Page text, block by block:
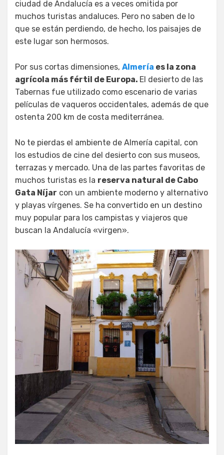
ciudad de Andalucía es a veces omitida por
muchos turistas andaluces. Pero no saben de lo
que se están perdiendo, de hecho, los paisajes de
este lugar son hermosos.
Por sus cortas dimensiones, Almería es la zona
agrícola más fértil de Europa. El desierto de las
Tabernas fue utilizado como escenario de varias
películas de vaqueros occidentales, además de que
ostenta 200 km de costa mediterránea.
No te pierdas el ambiente de Almería capital, con
los estudios de cine del desierto con sus museos,
terrazas y mercado. Una de las partes favoritas de
muchos turistas es la reserva natural de Cabo
Gata Níjar con un ambiente moderno y alternativo
y playas vírgenes. Se ha convertido en un destino
muy popular para los campistas y viajeros que
buscan la Andalucía «virgen».